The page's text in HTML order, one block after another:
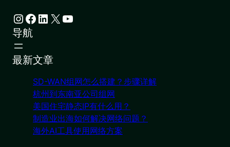
Instagram Facebook LinkedIn X YouTube
导航
最新文章
SD-WAN组网怎么搭建？步骤详解
杭州到东南亚公司组网
美国住宅静态IP有什么用？
制造业出海如何解决网络问题？
海外AI工具使用网络方案